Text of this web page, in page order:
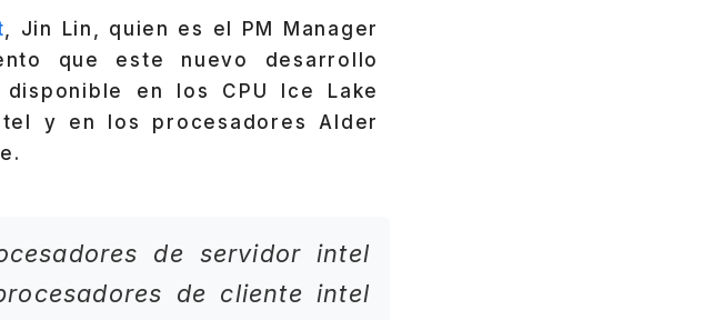
, Jin Lin, quien es el PM Manager
que este nuevo desarrollo
en los CPU Ice Lake
y en los procesadores Alder
de servidor intel
de cliente intel